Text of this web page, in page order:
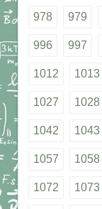
978 979
996 997
1012 1013
1027 1028
1042 1043
1057 1058
1072 1073